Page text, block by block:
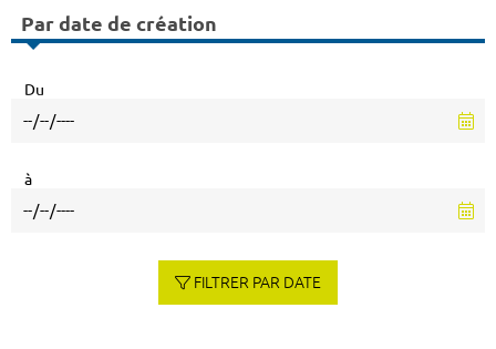
Par date de création
Du
à
FILTRER PAR DATE